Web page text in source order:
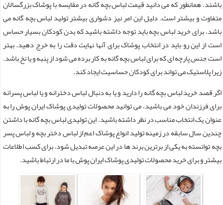
باشند. همانطور که می دانید قیمت لباس بچه گانه در مقایسه با پوشاک بزرگسالان
متفاوت و بیشتر است. دلیل این امر نیز دشواری بیشتر تولید لباس بچه گانه می
باشد. برای خرید لباس بچه باید توجه داشته باشید که بدن کودکان بسیار حساس
است از این رو باید در انتخاب پوشاک برای آنها نهایت دقت را به خرج دهید. بهتر
است جنس پارچه ای که برای لباس بچه گانه به کار برده می شود از پنبه و یا نخ باشد.
زیرا پلاستیک می تواند برای کودکان حساسیت ایجاد کند.
اگر قصد خرید لباس بچه گانه را دارید و یا به دنبال لباس دخترانه و یا لباس پسرانه
برای فرزندان خود می باشید، می توانید محصولات تولیدی پوشاک ایران پوش را به
عنوان یک انتخاب مناسب در نظر داشته باشید. این تولیدی لباس بچه گانه با داشتن
چندین سال سابقه در زمینه تولید انواع پوشاک اعم از لباس دختر بچه و لباس پسر
بچه توانسته به یکی از برترین برند ها در این عرصه تبدیل شود. برای کسب اطلاعات
بیشتر و برای خرید محصولات تولیدی پوشاک ایران پوش با ما در ارتباط باشید.